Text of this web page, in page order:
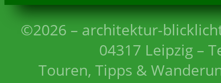
©2026 – architektur-
04317 Leipzig –
Touren, Tipps &